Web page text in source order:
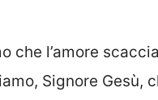
che l’amore
Signore Gesù,